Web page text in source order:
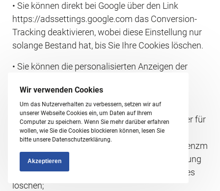
• Sie können direkt bei Google über den Link
https://adssettings.google.com das Conversion-
Tracking deaktivieren, wobei diese Einstellung nur
solange Bestand hat, bis Sie Ihre Cookies löschen.
• Sie können die personalisierten Anzeigen der
Werbeselbstregulierungsinitiaive “About Ads”
teilnehmen über den Link
https://optout.aboutads.info für US-Seiten oder für
EU-Seiten unter
http://www.youronlinechoices.com/de/praferenzm
anagement/ deaktivieren, wobei diese Einstellung
nur solange Bestand hat, bis Sie all Ihre Cookies
löschen;
Wir verwenden Cookies
Um das Nutzerverhalten zu verbessern, setzen wir auf
unserer Webseite Cookies ein, um Daten auf Ihrem
Computer zu speichern. Wenn Sie mehr darüber erfahren
wollen, wie Sie die Cookies blockieren können, lesen Sie
bitte unsere Datenschutzerklärung.
Akzeptieren